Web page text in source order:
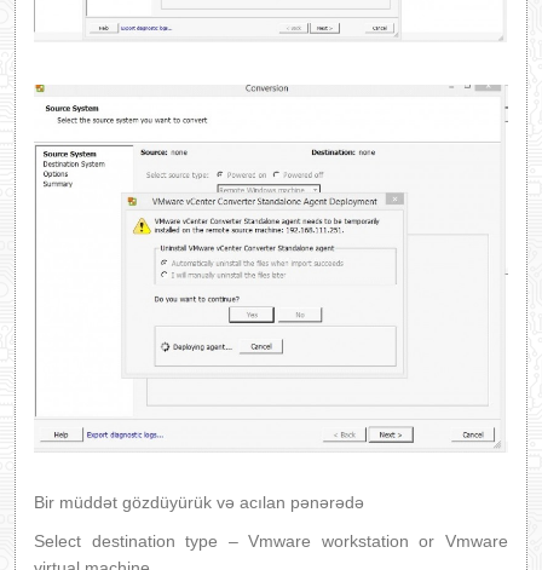
Bir müddət gözdüyürük və acılan pənərədə
Select destination type – Vmware workstation or Vmware